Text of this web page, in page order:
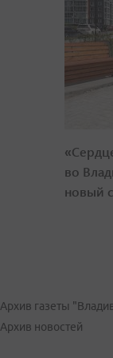
во
новый
Архив газеты
Архив новостей